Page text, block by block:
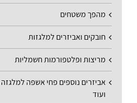
מהפך משטחים
חובקים ואביזרים למלגזות
מריצות ופלטפורמות חשמליות
אביזרים נוספים פחי אשפה
ועוד